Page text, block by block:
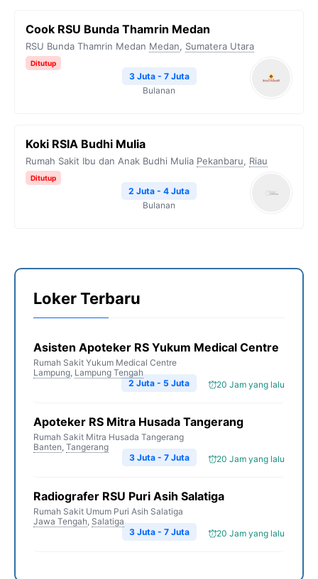
o
o
e
r
A
i
n
k
Cook RSU Bunda Thamrin Medan
RSU Bunda Thamrin Medan Medan, Sumatera Utara
Ditutup
3 Juta - 7 Juta
Bulanan
Koki RSIA Budhi Mulia
Rumah Sakit Ibu dan Anak Budhi Mulia Pekanbaru, Riau
Ditutup
2 Juta - 4 Juta
Bulanan
Loker Terbaru
Asisten Apoteker RS Yukum Medical Centre
Rumah Sakit Yukum Medical Centre
Lampung, Lampung Tengah
20 Jam yang lalu
2 Juta - 5 Juta
Apoteker RS Mitra Husada Tangerang
Rumah Sakit Mitra Husada Tangerang
Banten, Tangerang
20 Jam yang lalu
3 Juta - 7 Juta
Radiografer RSU Puri Asih Salatiga
Rumah Sakit Umum Puri Asih Salatiga
Jawa Tengah, Salatiga
20 Jam yang lalu
3 Juta - 7 Juta